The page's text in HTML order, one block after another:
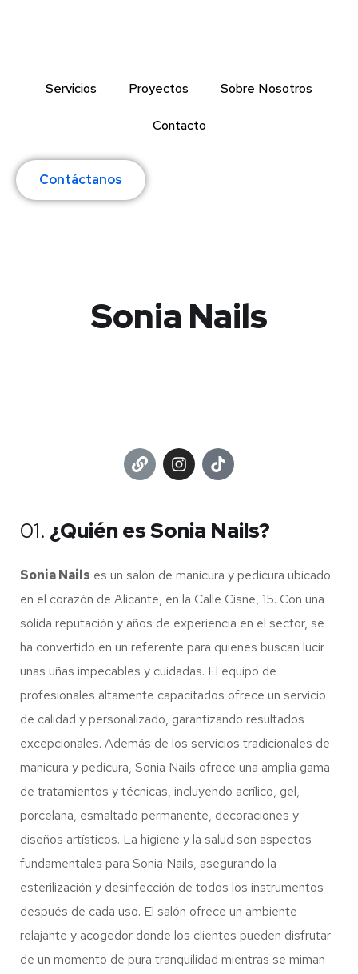
Servicios Proyectos Sobre Nosotros
Contacto
Contáctanos
Sonia Nails
01. ¿Quién es Sonia Nails?
Sonia Nails es un salón de manicura y pedicura ubicado
en el corazón de Alicante, en la Calle Cisne, 15. Con una
sólida reputación y años de experiencia en el sector, se
ha convertido en un referente para quienes buscan lucir
unas uñas impecables y cuidadas. El equipo de
profesionales altamente capacitados ofrece un servicio
de calidad y personalizado, garantizando resultados
excepcionales. Además de los servicios tradicionales de
manicura y pedicura, Sonia Nails ofrece una amplia gama
de tratamientos y técnicas, incluyendo acrílico, gel,
porcelana, esmaltado permanente, decoraciones y
diseños artísticos. La higiene y la salud son aspectos
fundamentales para Sonia Nails, asegurando la
esterilización y desinfección de todos los instrumentos
después de cada uso. El salón ofrece un ambiente
relajante y acogedor donde los clientes pueden disfrutar
de un momento de pura tranquilidad mientras se miman